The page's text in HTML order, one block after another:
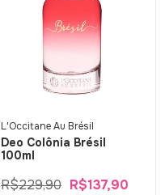
L'Occitane Au Brésil
Deo Colônia Brésil
100ml
R$229,90 R$137,90